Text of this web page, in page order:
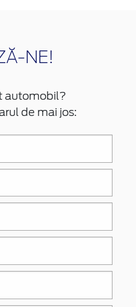
NE!
automobil?
de mai jos: